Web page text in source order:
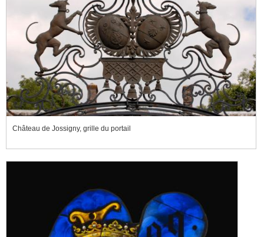
Château de Jossigny, grille du portail